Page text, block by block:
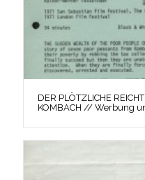
DER PLÖTZLICHE
KOMBACH // Werbung